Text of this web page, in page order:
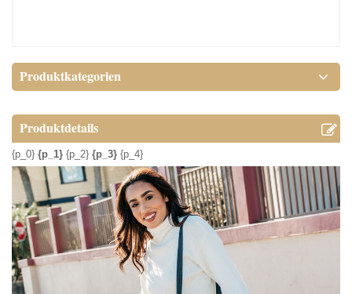
Produktkategorien
Produktdetails
{p_0} {p_1} {p_2} {p_3} {p_4}